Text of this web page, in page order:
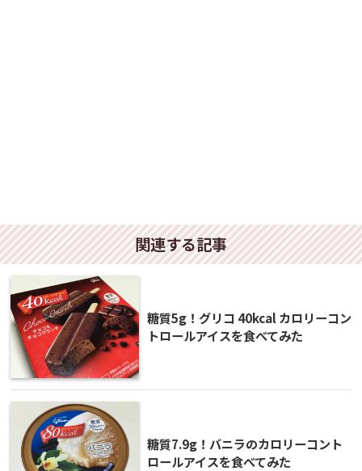
関連する記事
糖質5g！グリコ 40kcal カロリーコン
トロールアイスを食べてみた
糖質7.9g！バニラのカロリーコント
ロールアイスを食べてみた